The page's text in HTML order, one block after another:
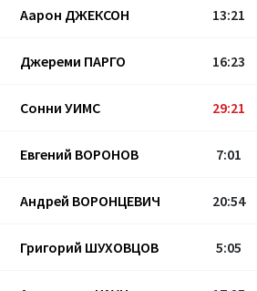
Аарон ДЖЕКСОН 13:21
Джерeми ПАРГО 16:23
Сонни УИМС 29:21
Евгений ВОРОНОВ 7:01
Андрей ВОРОНЦЕВИЧ 20:54
Григорий ШУХОВЦОВ 5:05